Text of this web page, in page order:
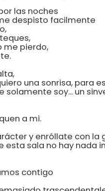
las noches
despisto facilmente
me pierdo,
una sonrisa, para
solamente soy... un
a mi.
y enróllate con la
esta sala no hay nada
contigo